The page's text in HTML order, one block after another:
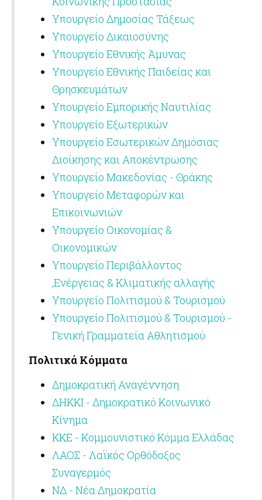
Υπουργείο Δημοσίας Τάξεως
Υπουργείο Δικαιοσύνης
Υπουργείο Εθνικής Άμυνας
Υπουργείο Εθνικής Παιδείας και
Θρησκευμάτων
Υπουργείο Εμπορικής Ναυτιλίας
Υπουργείο Εξωτερικών
Υπουργείο Εσωτερικών Δημόσιας
Διοίκησης και Αποκέντρωσης
Υπουργείο Μακεδονίας - Θράκης
Υπουργείο Μεταφορών και
Επικοινωνιών
Υπουργείο Οικονομίας &
Οικονομικών
Υπουργείο Περιβάλλοντος
,Ενέργειας & Κλιματικής αλλαγής
Υπουργείο Πολιτισμού & Τουρισμού
Υπουργείο Πολιτισμού & Τουρισμού -
Γενική Γραμματεία Αθλητισμού
Πολιτικά Κόμματα
Δημοκρατική Αναγέννηση
ΔΗΚΚΙ - Δημοκρατικό Κοινωνικό
Κίνημα
ΚΚΕ - Κομμουνιστικό Κόμμα Ελλάδας
ΛΑΟΣ - Λαϊκός Ορθόδοξος
Συναγερμός
ΝΔ - Νέα Δημοκρατία